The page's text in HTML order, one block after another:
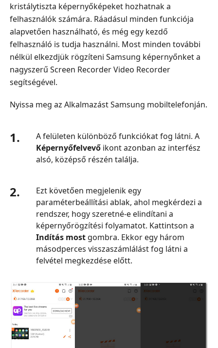
kristálytiszta képernyőképeket hozhatnak a
felhasználók számára. Ráadásul minden funkciója
alapvetően használható, és még egy kezdő
felhasználó is tudja használni. Most minden további
nélkül elkezdjük rögzíteni Samsung képernyőnket a
nagyszerű Screen Recorder Video Recorder
segítségével.
Nyissa meg az Alkalmazást Samsung mobiltelefonján.
1.
A felületen különböző funkciókat fog látni. A
Képernyőfelvevő ikont azonban az interfész
alsó, középső részén találja.
2.
Ezt követően megjelenik egy
paraméterbeállítási ablak, ahol megkérdezi a
rendszer, hogy szeretné‑e elindítani a
képernyőrögzítési folyamatot. Kattintson a
Indítás most gombra. Ekkor egy három
másodperces visszaszámlálást fog látni a
felvétel megkezdése előtt.